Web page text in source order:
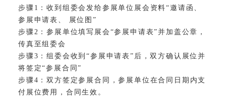
步骤1：收到组委会发给参展单位展会资料“邀请函、
参展申请表、 展位图”
步骤2：参展单位填写展会“参展申请表”并加盖公章，
传真至组委会
步骤3：组委会收到“参展申请表”后，双方确认展位并
将签定“参展合同”
步骤4：双方签定参展合同，参展单位在合同日期内支
付展位费用，合同生效。